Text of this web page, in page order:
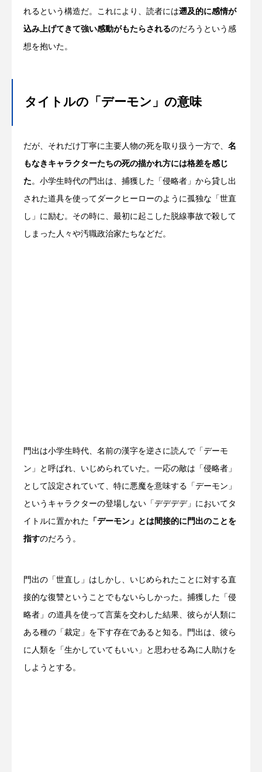
れるという構造だ。これにより、読者には遡及的に感情が
込み上げてきて強い感動がもたらされるのだろうという感
想を抱いた。
タイトルの「デーモン」の意味
だが、それだけ丁寧に主要人物の死を取り扱う一方で、 名
もなきキャラクターたちの死の描かれ方には格差を感じ
た。小学生時代の門出は、捕獲した「侵略者」から貸し出
された道具を使ってダークヒーローのように孤独な「世直
し」に励む。その時に、最初に起こした脱線事故で殺して
しまった人々や汚職政治家たちなどだ。
門出は小学生時代、名前の漢字を逆さに読んで「デーモ
ン」と呼ばれ、いじめられていた。一応の敵は「侵略者」
として設定されていて、特に悪魔を意味する「デーモン」
というキャラクターの登場しない「デデデデ」においてタ
イトルに置かれた 「デーモン」とは間接的に門出のことを
指すのだろう。
門出の「世直し」はしかし、いじめられたことに対する直
接的な復讐ということでもないらしかった。捕獲した「侵
略者」の道具を使って言葉を交わした結果、彼らが人類に
ある種の「裁定」を下す存在であると知る。門出は、彼ら
に人類を「生かしていてもいい」と思わせる為に人助けを
しようとする。